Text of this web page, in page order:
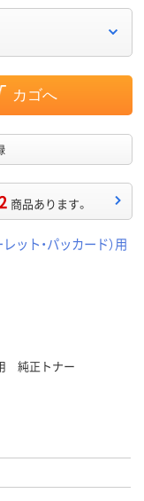
カゴへ
商品あります。
ット・パッカード）用
純正トナー